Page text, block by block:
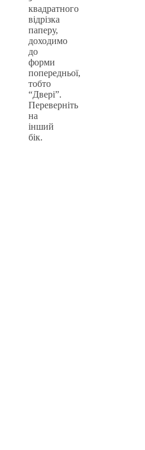
квадратного
відрізка
паперу,
доходимо
до
форми
попередньої,
тобто
“Двері”.
Переверніть
на
інший
бік.